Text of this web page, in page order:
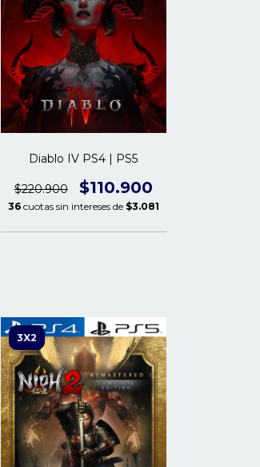
Diablo IV PS4 | PS5
$220.900 $110.900
36 cuotas sin intereses de $3.081
3X2